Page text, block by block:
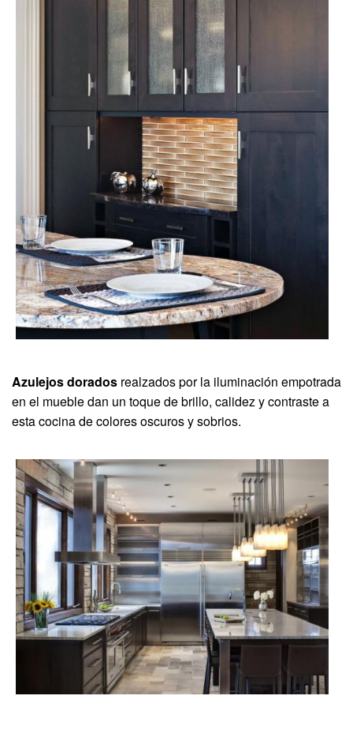
Azulejos dorados realzados por la iluminación empotrada
en el mueble dan un toque de brillo, calidez y contraste a
esta cocina de colores oscuros y sobrios.